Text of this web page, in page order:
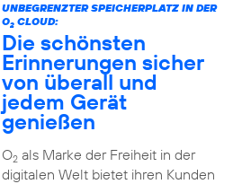
UNBEGRENZTER SPEICHERPLATZ IN DER
O2CLOUD:
Die schönsten
Erinnerungen sicher
von überall und
jedem Gerät
genießen
O2als Marke der Freiheit in der
digitalen Welt bietet ihren Kunden